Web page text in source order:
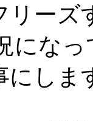
リーズ
にな
にしま